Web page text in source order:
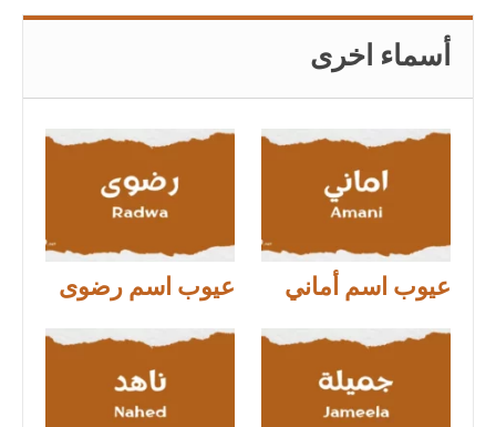
أسماء اخرى
عيوب اسم أماني عيوب اسم رضوى